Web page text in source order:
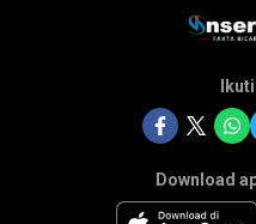
Download